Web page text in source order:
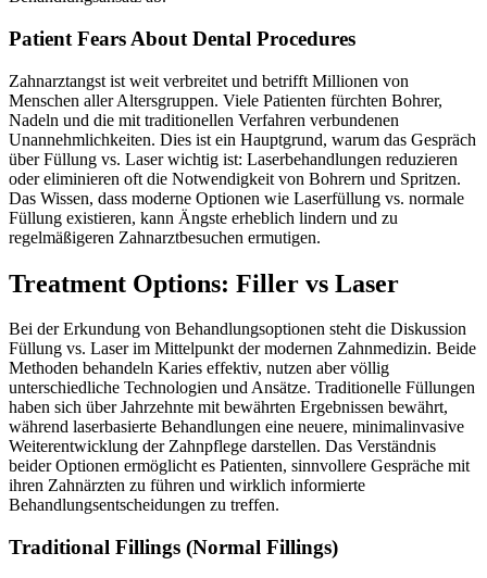
Patient Fears About Dental Procedures
Zahnarztangst ist weit verbreitet und betrifft Millionen von
Menschen aller Altersgruppen. Viele Patienten fürchten Bohrer,
Nadeln und die mit traditionellen Verfahren verbundenen
Unannehmlichkeiten. Dies ist ein Hauptgrund, warum das Gespräch
über Füllung vs. Laser wichtig ist: Laserbehandlungen reduzieren
oder eliminieren oft die Notwendigkeit von Bohrern und Spritzen.
Das Wissen, dass moderne Optionen wie Laserfüllung vs. normale
Füllung existieren, kann Ängste erheblich lindern und zu
regelmäßigeren Zahnarztbesuchen ermutigen.
Treatment Options: Filler vs Laser
Bei der Erkundung von Behandlungsoptionen steht die Diskussion
Füllung vs. Laser im Mittelpunkt der modernen Zahnmedizin. Beide
Methoden behandeln Karies effektiv, nutzen aber völlig
unterschiedliche Technologien und Ansätze. Traditionelle Füllungen
haben sich über Jahrzehnte mit bewährten Ergebnissen bewährt,
während laserbasierte Behandlungen eine neuere, minimalinvasive
Weiterentwicklung der Zahnpflege darstellen. Das Verständnis
beider Optionen ermöglicht es Patienten, sinnvollere Gespräche mit
ihren Zahnärzten zu führen und wirklich informierte
Behandlungsentscheidungen zu treffen.
Traditional Fillings (Normal Fillings)